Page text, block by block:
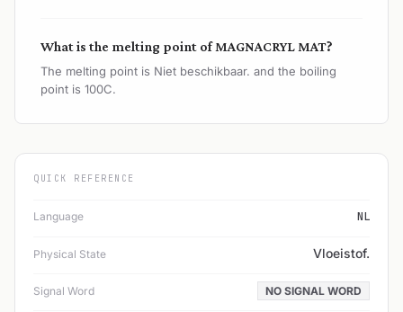
What is the melting point of MAGNACRYL MAT?
The melting point is Niet beschikbaar. and the boiling
point is 100C.
QUICK REFERENCE
Language NL
Physical State Vloeistof.
Signal Word NO SIGNAL WORD